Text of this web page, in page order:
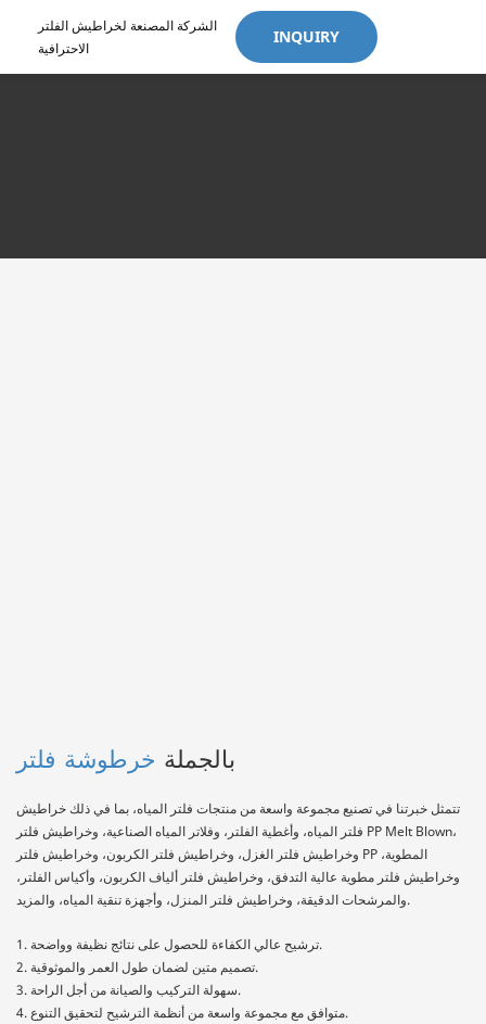
الشركة المصنعة لخراطيش الفلتر
الاحترافية
INQUIRY
بالجملة خرطوشة فلتر
تتمثل خبرتنا في تصنيع مجموعة واسعة من منتجات فلتر المياه، بما في ذلك خراطيش
فلتر المياه، وأغطية الفلتر، وفلاتر المياه الصناعية، وخراطيش فلتر PP Melt Blown،
وخراطيش فلتر الغزل، وخراطيش فلتر الكربون، وخراطيش فلتر PP المطوية،
وخراطيش فلتر مطوية عالية التدفق، وخراطيش فلتر ألياف الكربون، وأكياس الفلتر،
والمرشحات الدقيقة، وخراطيش فلتر المنزل، وأجهزة تنقية المياه، والمزيد.
1. ترشيح عالي الكفاءة للحصول على نتائج نظيفة وواضحة.
2. تصميم متين لضمان طول العمر والموثوقية.
3. سهولة التركيب والصيانة من أجل الراحة.
4. متوافق مع مجموعة واسعة من أنظمة الترشيح لتحقيق التنوع.